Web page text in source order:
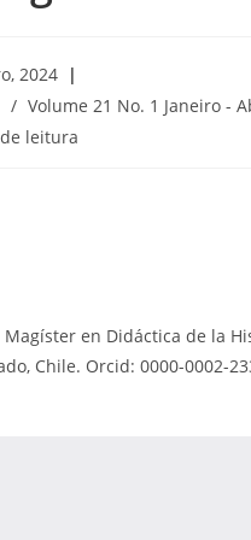
2024
/ Volume 21 No. 1 Janeiro -
leitura
en Didáctica de la
Chile. Orcid: 0000-0002-